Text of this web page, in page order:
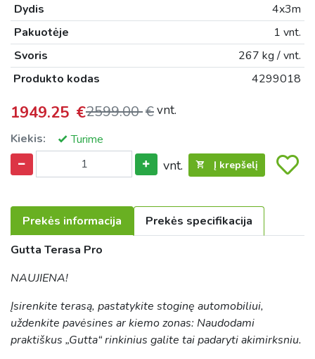
Dydis
4x3m
Pakuotėje
1 vnt.
Svoris
267 kg / vnt.
Produkto kodas
4299018
1949.25 €2599.00 €vnt.
Kiekis: Turime
vnt. Į krepšelį
Prekės informacija
Prekės specifikacija
Gutta Terasa Pro
NAUJIENA!
Įsirenkite terasą, pastatykite stoginę automobiliui,
uždenkite pavėsines ar kiemo zonas: Naudodami
praktiškus „Gutta“ rinkinius galite tai padaryti akimirksniu.